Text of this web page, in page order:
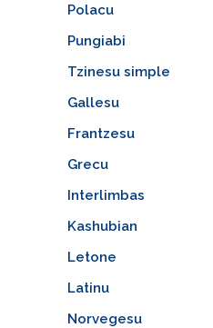
Polacu
Pungiabi
Tzinesu simple
Gallesu
Frantzesu
Grecu
Interlimbas
Kashubian
Letone
Latinu
Norvegesu